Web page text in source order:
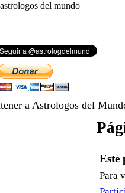
del mundo
a Astrologos del
Este
Para